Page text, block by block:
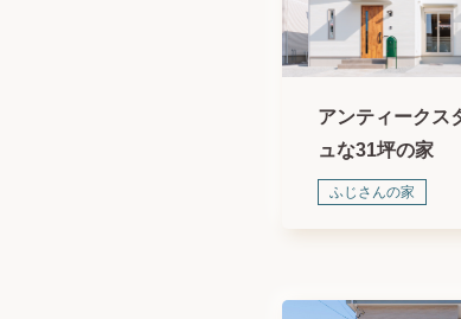
アンティークス
ュな31坪の家
ふじさんの家